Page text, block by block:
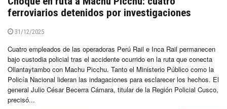
ferroviarios detenidos por investigaciones
31/12/2025
Cuatro empleados de las operadoras Perú Rail e Inca Rail permanecen
bajo custodia policial tras el accidente ocurrido en la ruta que conecta
Ollantaytambo con Machu Picchu. Tanto el Ministerio Público como la
Policía Nacional lideran las indagaciones para esclarecer los hechos. El
general Julio César Becerra Cámara, titular de la Región Policial Cusco,
precisó...